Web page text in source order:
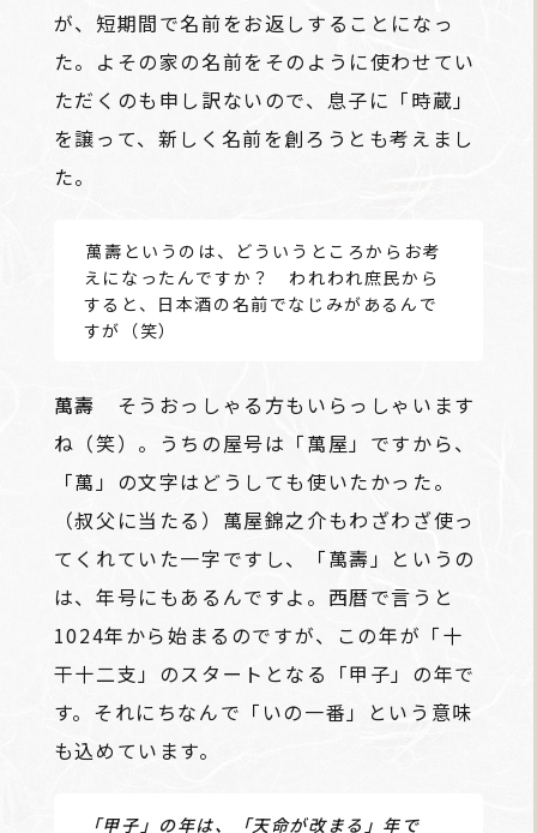
が、短期間で名前をお返しすることになっ
た。よその家の名前をそのように使わせてい
ただくのも申し訳ないので、息子に「時蔵」
を譲って、新しく名前を創ろうとも考えまし
た。
――萬壽というのは、どういうところからお考
えになったんですか？ われわれ庶民から
すると、日本酒の名前でなじみがあるんで
すが（笑）
萬壽 そうおっしゃる方もいらっしゃいます
ね（笑）。うちの屋号は「萬屋」ですから、
「萬」の文字はどうしても使いたかった。
（叔父に当たる）萬屋錦之介もわざわざ使っ
てくれていた一字ですし、「萬壽」というの
は、年号にもあるんですよ。西暦で言うと
1024年から始まるのですが、この年が「十
干十二支」のスタートとなる「甲子」の年で
す。それにちなんで「いの一番」という意味
も込めています。
「甲子」の年は、「天命が改まる」年で